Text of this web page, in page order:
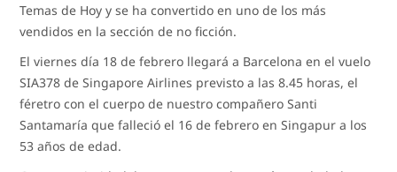
Temas de Hoy y se ha convertido en uno de los más
vendidos en la sección de no ficción.
El viernes día 18 de febrero llegará a Barcelona en el vuelo
SIA378 de Singapore Airlines previsto a las 8.45 horas, el
féretro con el cuerpo de nuestro compañero Santi
Santamaría que falleció el 16 de febrero en Singapur a los
53 años de edad.